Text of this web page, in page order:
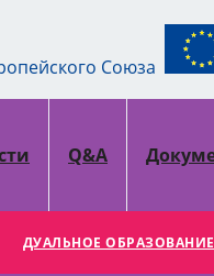
Союза
Q&A
ДУАЛЬНОE ОБРАЗОВАНИЕ